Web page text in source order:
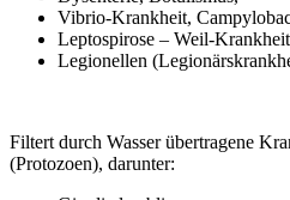
Vibrio-Krankheit,
Leptospirose – Weil-Krankheit
Legionellen
Filtert durch Wasser übertragene
(Protozoen), darunter: